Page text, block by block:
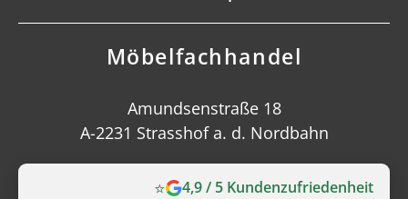
Möbelfachhandel
Amundsenstraße 18
A-2231 Strasshof a. d. Nordbahn
⭐ 4,9 / 5 Kundenzufriedenheit